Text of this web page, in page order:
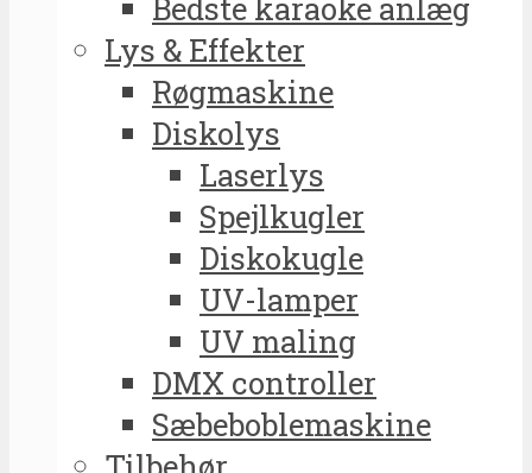
Lys & Effekter
Røgmaskine
Diskolys
Laserlys
Spejlkugler
Diskokugle
UV-lamper
UV maling
DMX controller
Sæbeboblemaskine